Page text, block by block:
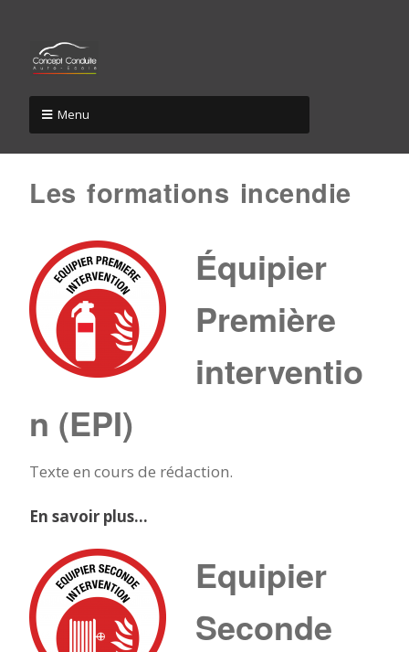
Menu
Les formations incendie
Équipier
Première
interventio
n (EPI)
Texte en cours de rédaction.
En savoir plus…
Equipier
Seconde